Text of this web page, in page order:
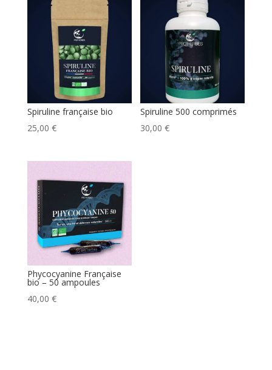
Spiruline française bio
25,00 €
Spiruline 500 comprimés
30,00€
Phycocyanine Française
bio – 50 ampoules
40,00 €